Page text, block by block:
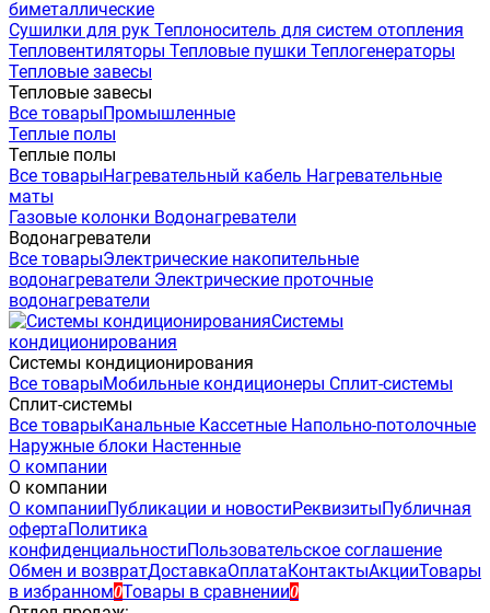
биметаллические
Сушилки для рук Теплоноситель для систем отопления
Тепловентиляторы Тепловые пушки Теплогенераторы
Тепловые завесы
Тепловые завесы
Все товарыПромышленные
Теплые полы
Теплые полы
Все товарыНагревательный кабель Нагревательные
маты
Газовые колонки Водонагреватели
Водонагреватели
Все товарыЭлектрические накопительные
водонагреватели Электрические проточные
водонагреватели
Системы
кондиционирования
Системы кондиционирования
Все товарыМобильные кондиционеры Сплит-системы
Сплит-системы
Все товарыКанальные Кассетные Напольно-потолочные
Наружные блоки Настенные
О компании
О компании
О компанииПубликации и новостиРеквизитыПубличная
офертаПолитика
конфиденциальностиПользовательское соглашение
Обмен и возвратДоставкаОплатаКонтактыАкцииТовары
в избранном0Товары в сравнении0